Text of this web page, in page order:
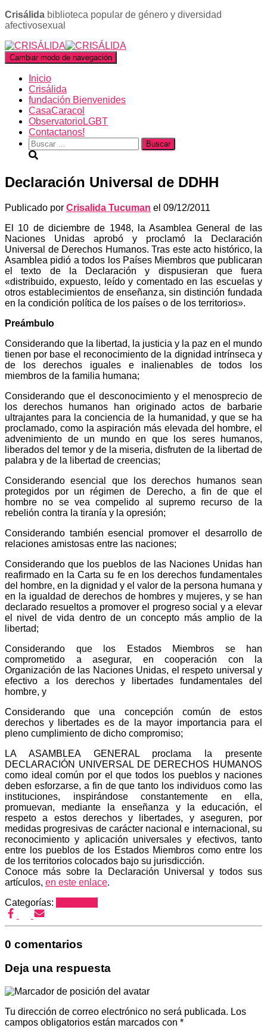
Crisálida biblioteca popular de género y diversidad
afectivosexual
Cambiar modo de navegación
Inicio
Crisálida
fundación Bienvenides
CasaCaracol
ObservatorioLGBT
Contactanos!
Buscar:
Declaración Universal de DDHH
Publicado por Crisalida Tucuman el 09/12/2011
El 10 de diciembre de 1948, la Asamblea General de las
Naciones Unidas aprobó y proclamó la Declaración
Universal de Derechos Humanos. Tras este acto histórico, la
Asamblea pidió a todos los Países Miembros que publicaran
el texto de la Declaración y dispusieran que fuera
«distribuido, expuesto, leído y comentado en las escuelas y
otros establecimientos de enseñanza, sin distinción fundada
en la condición política de los países o de los territorios».
Preámbulo
Considerando que la libertad, la justicia y la paz en el mundo
tienen por base el reconocimiento de la dignidad intrínseca y
de los derechos iguales e inalienables de todos los
miembros de la familia humana;
Considerando que el desconocimiento y el menosprecio de
los derechos humanos han originado actos de barbarie
ultrajantes para la conciencia de la humanidad, y que se ha
proclamado, como la aspiración más elevada del hombre, el
advenimiento de un mundo en que los seres humanos,
liberados del temor y de la miseria, disfruten de la libertad de
palabra y de la libertad de creencias;
Considerando esencial que los derechos humanos sean
protegidos por un régimen de Derecho, a fin de que el
hombre no se vea compelido al supremo recurso de la
rebelión contra la tiranía y la opresión;
Considerando también esencial promover el desarrollo de
relaciones amistosas entre las naciones;
Considerando que los pueblos de las Naciones Unidas han
reafirmado en la Carta su fe en los derechos fundamentales
del hombre, en la dignidad y el valor de la persona humana y
en la igualdad de derechos de hombres y mujeres, y se han
declarado resueltos a promover el progreso social y a elevar
el nivel de vida dentro de un concepto más amplio de la
libertad;
Considerando que los Estados Miembros se han
comprometido a asegurar, en cooperación con la
Organización de las Naciones Unidas, el respeto universal y
efectivo a los derechos y libertades fundamentales del
hombre, y
Considerando que una concepción común de estos
derechos y libertades es de la mayor importancia para el
pleno cumplimiento de dicho compromiso;
LA ASAMBLEA GENERAL proclama la presente
DECLARACIÓN UNIVERSAL DE DERECHOS HUMANOS
como ideal común por el que todos los pueblos y naciones
deben esforzarse, a fin de que tanto los individuos como las
instituciones, inspirándose constantemente en ella,
promuevan, mediante la enseñanza y la educación, el
respeto a estos derechos y libertades, y aseguren, por
medidas progresivas de carácter nacional e internacional, su
reconocimiento y aplicación universales y efectivos, tanto
entre los pueblos de los Estados Miembros como entre los
de los territorios colocados bajo su jurisdicción.
Conoce más sobre la Declaración Universal y todos sus
artículos, en este enlace.
Categorías:
0 comentarios
Deja una respuesta
Tu dirección de correo electrónico no será publicada. Los
campos obligatorios están marcados con *